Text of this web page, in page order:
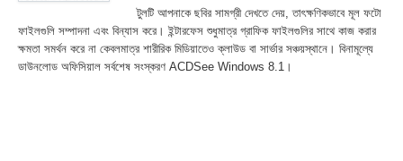
টুলটি আপনাকে ছবির সামগ্রী দেখতে দেয়, তাৎক্ষণিকভাবে মূল ফটো
ফাইলগুলি সম্পাদনা এবং বিন্যাস করে। ইন্টারফেস শুধুমাত্র গ্রাফিক ফাইলগুলির সাথে কাজ করার
ক্ষমতা সমর্থন করে না কেবলমাত্র শারীরিক মিডিয়াতেও ক্লাউড বা সার্ভার সঞ্চয়স্থানে। বিনামূল্যে
ডাউনলোড অফিসিয়াল সর্বশেষ সংস্করণ ACDSee Windows 8.1।